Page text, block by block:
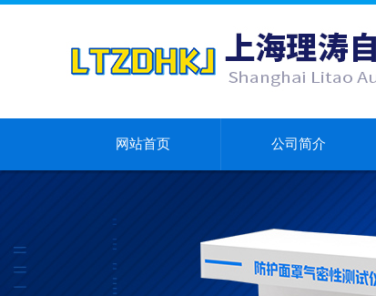
网站首页 公司简介